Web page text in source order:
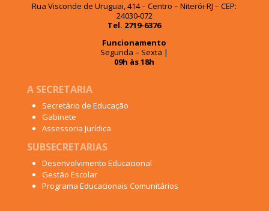
Rua Visconde de Uruguai, 414 – Centro – Niterói-RJ – CEP:
24030-072
Tel. 2719-6376
Funcionamento
Segunda – Sexta |
09h às 18h
A SECRETARIA
Secretário de Educação
Gabinete
Assessoria Jurídica
SUBSECRETARIAS
Desenvolvimento Educacional
Gestão Escolar
Programa Educacionais Comunitários